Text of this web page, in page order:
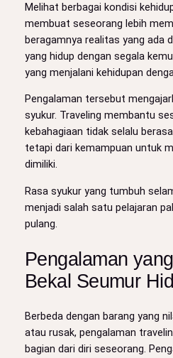
Melihat berbagai kondisi
membuat seseorang lebih
beragamnya realitas yang ada
yang hidup dengan segala
yang menjalani kehidupan
Pengalaman tersebut
syukur. Traveling membantu
kebahagiaan tidak selalu
tetapi dari kemampuan untuk
dimiliki.
Rasa syukur yang tumbuh
menjadi salah satu pelajaran
pulang.
Pengalaman
Bekal Seumur
Berbeda dengan barang yang
atau rusak, pengalaman
bagian dari diri seseorang.